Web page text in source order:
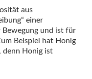
aus
einer
Bewegung und ist für
Beispiel hat Honig
denn Honig ist